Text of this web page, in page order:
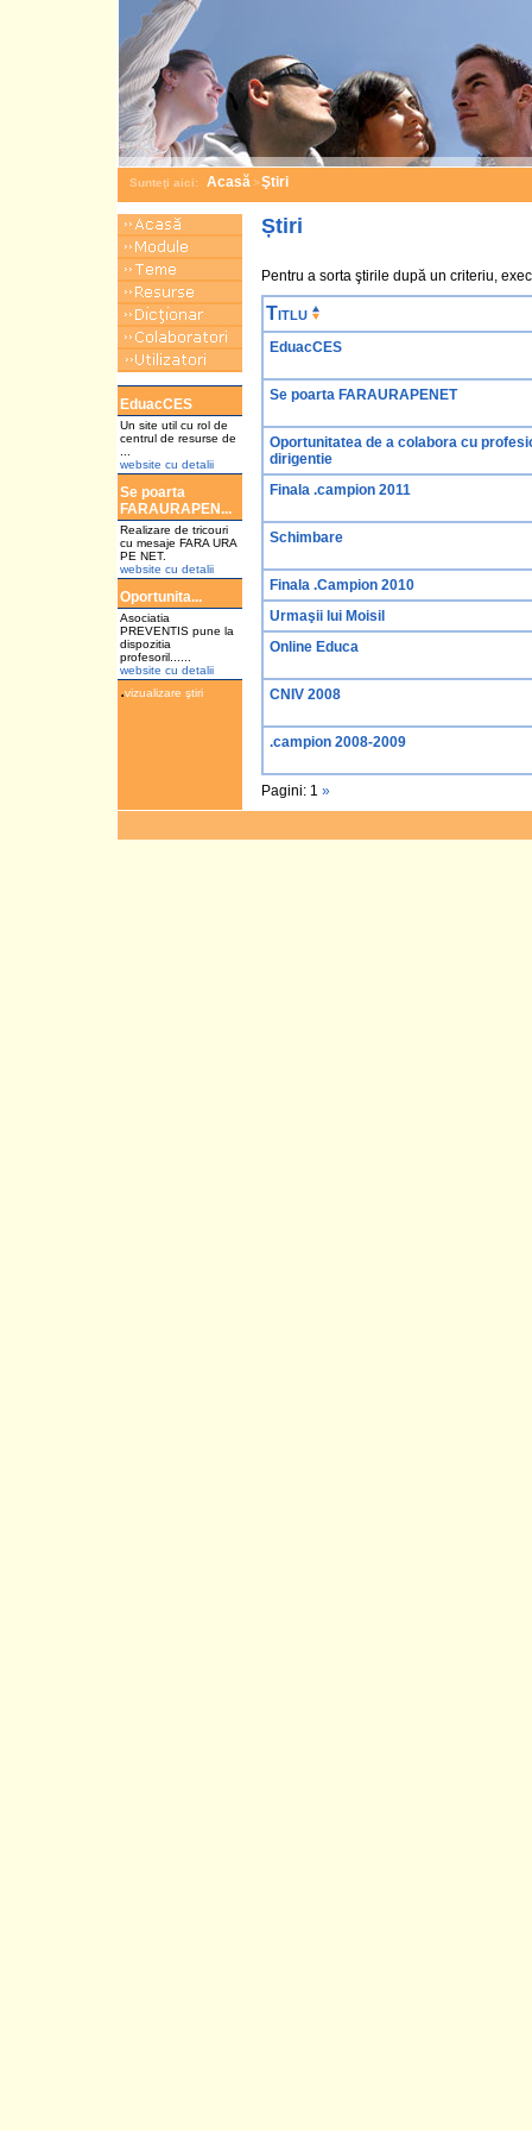
Sunteţi aici:Acasă >Ştiri
EduacCES
Un site util cu rol de
centrul de resurse de
website cu detalii
Se poarta
FARAURAPEN...
Realizare de tricouri
cu mesaje FARA URA
PE NET.
website cu detalii
Oportunita...
Asociatia
PREVENTIS pune la
dispozitia
profesoril......
website cu detalii
.vizualizare ştiri
Știri
Pentru a sorta ştirile după un criteriu,
Titlu
EduacCES
Se poarta FARAURAPENET
Oportunitatea de a colabora cu
dirigentie
Finala .campion 2011
Schimbare
Finala .Campion 2010
Urmaşii lui Moisil
Online Educa
CNIV 2008
.campion 2008-2009
Pagini: 1 »